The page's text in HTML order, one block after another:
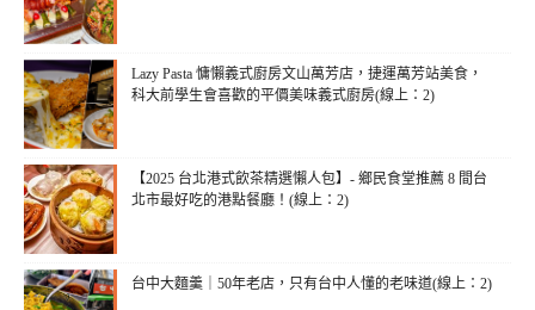
Lazy Pasta 慵懶義式廚房文山萬芳店，捷運萬芳站美食，
科大前學生會喜歡的平價美味義式廚房(線上：2)
【2025 台北港式飲茶精選懶人包】- 鄉民食堂推薦 8 間台
北市最好吃的港點餐廳！(線上：2)
台中大麵羹｜50年老店，只有台中人懂的老味道(線上：2)